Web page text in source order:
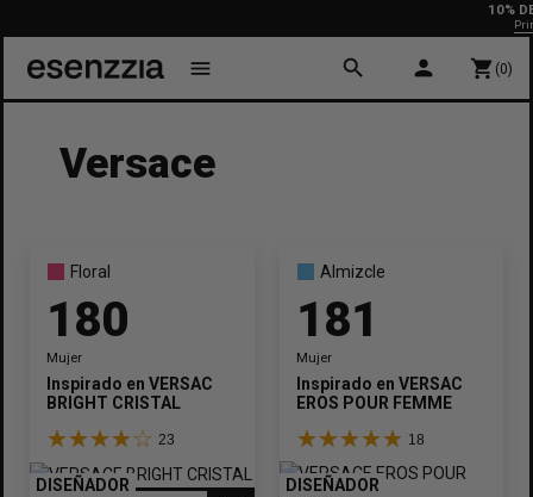
10% DE
Primera
menu search person shopping_cart (0)
Versace
Floral
180
Mujer
Inspirado en VERSACE
BRIGHT CRISTAL
23
DISEÑADOR
Almizcle
181
Mujer
Inspirado en VERSACE
EROS POUR FEMME
18
DISEÑADOR